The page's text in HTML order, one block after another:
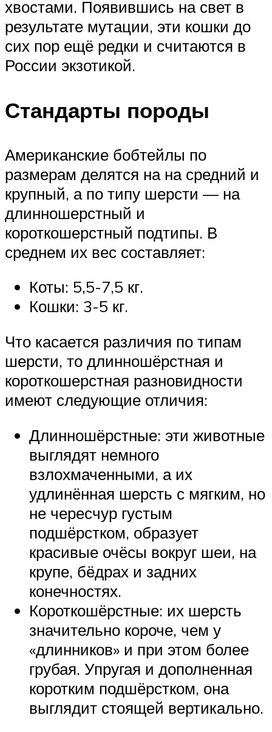
хвостами. Появившись на свет в
результате мутации, эти кошки до
сих пор ещё редки и считаются в
России экзотикой.
Стандарты породы
Американские бобтейлы по
размерам делятся на на средний и
крупный, а по типу шерсти — на
длинношерстный и
короткошерстный подтипы. В
среднем их вес составляет:
Коты: 5,5-7,5 кг.
Кошки: 3-5 кг.
Что касается различия по типам
шерсти, то длинношёрстная и
короткошерстная разновидности
имеют следующие отличия:
Длинношёрстные: эти животные
выглядят немного
взлохмаченными, а их
удлинённая шерсть с мягким, но
не чересчур густым
подшёрстком, образует
красивые очёсы вокруг шеи, на
крупе, бёдрах и задних
конечностях.
Короткошёрстные: их шерсть
значительно короче, чем у
«длинников» и при этом более
грубая. Упругая и дополненная
коротким подшёрстком, она
выглядит стоящей вертикально.